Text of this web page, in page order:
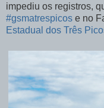
impediu os registros,
#gsmatrespicos e no
Estadual dos Três